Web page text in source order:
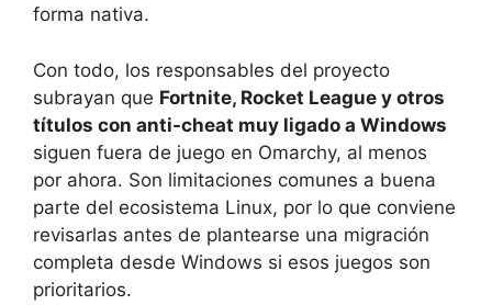
forma nativa.
Con todo, los responsables del proyecto
subrayan que Fortnite, Rocket League y otros
títulos con anti-cheat muy ligado a Windows
siguen fuera de juego en Omarchy, al menos
por ahora. Son limitaciones comunes a buena
parte del ecosistema Linux, por lo que conviene
revisarlas antes de plantearse una migración
completa desde Windows si esos juegos son
prioritarios.